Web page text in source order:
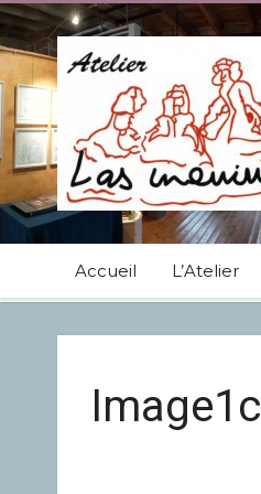
Accueil L’Atelier
Image1c